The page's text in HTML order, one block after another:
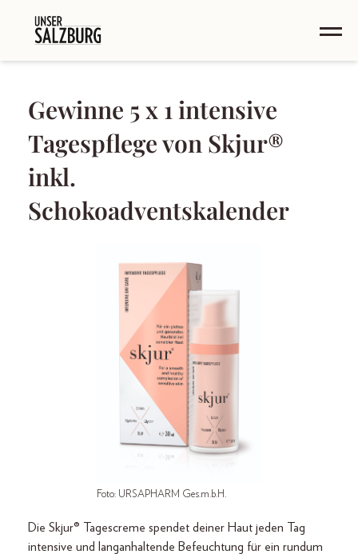
Gewinne 5 x 1 intensive
Tagespflege von Skjur®
inkl.
Schokoadventskalender
Foto: URSAPHARM Ges.m.b.H.
Die Skjur® Tagescreme spendet deiner Haut jeden Tag
intensive und langanhaltende Befeuchtung für ein rundum